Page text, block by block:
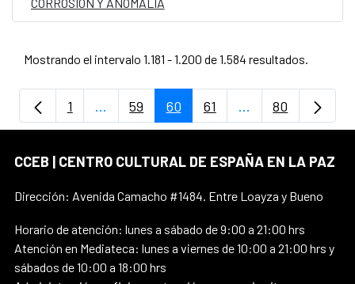
CORROSIÓN Y ANOMALÍA
Mostrando el intervalo 1.181 - 1.200 de 1.584 resultados.
Página
1 ...Páginas intermedias Use TAB para
Página
59 Página
60 Página
61 ...PáginasPágina
80
CCEB | CENTRO CULTURAL DE ESPAÑA EN LA PAZ
Dirección: Avenida Camacho #1484. Entre Loayza y Bueno
Horario de atención: lunes a sábado de 9:00 a 21:00 hrs
Atención en Mediateca: lunes a viernes de 10:00 a 21:00 hrs y
sábados de 10:00 a 18:00 hrs